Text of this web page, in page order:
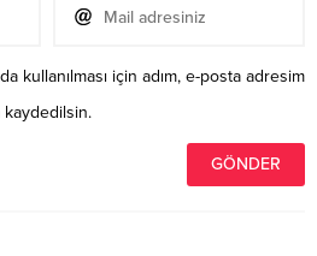
kullanılması için adım, e-posta adresim
kaydedilsin.